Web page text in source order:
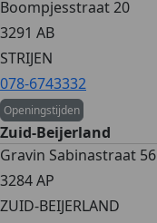
Boompjesstraat 20
3291 AB
STRIJEN
078-6743332
Openingstijden
Zuid-Beijerland
Gravin Sabinastraat 56
3284 AP
ZUID-BEIJERLAND